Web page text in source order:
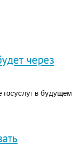
через
госуслуг в будущем